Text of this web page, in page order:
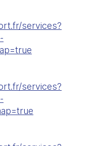
services?
services?